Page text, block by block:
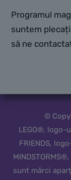
Programul
suntem
să ne
©
LEGO®, logo-
FRIENDS,
sunt mărci